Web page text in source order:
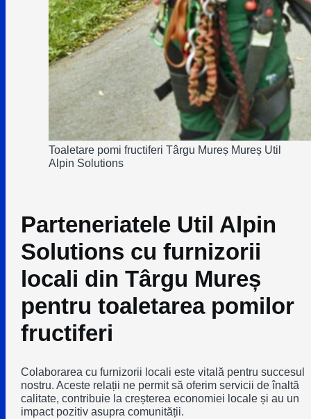
Toaletare pomi fructiferi Târgu Mureș Mureș Util
Alpin Solutions
Parteneriatele Util Alpin
Solutions cu furnizorii
locali din Târgu Mureș
pentru toaletarea pomilor
fructiferi
Colaborarea cu furnizorii locali este vitală pentru succesul
nostru. Aceste relații ne permit să oferim servicii de înaltă
calitate, contribuie la creșterea economiei locale și au un
impact pozitiv asupra comunității.